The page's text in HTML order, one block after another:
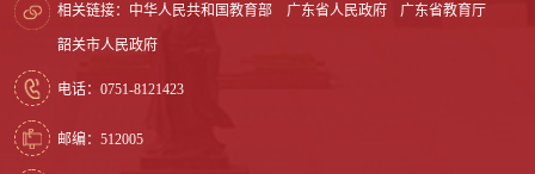
相关链接： 中华人民共和国教育部 广东省人民政府 广东省教育厅
韶关市人民政府
电话：0751-8121423
邮编：512005